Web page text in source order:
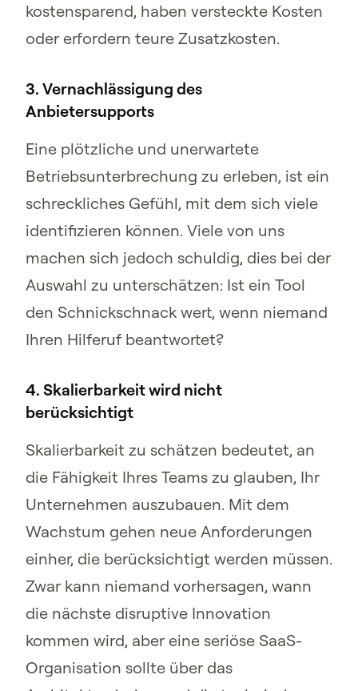
kostensparend, haben versteckte Kosten
oder erfordern teure Zusatzkosten.
3. Vernachlässigung des
Anbietersupports
Eine plötzliche und unerwartete
Betriebsunterbrechung zu erleben, ist ein
schreckliches Gefühl, mit dem sich viele
identifizieren können. Viele von uns
machen sich jedoch schuldig, dies bei der
Auswahl zu unterschätzen: Ist ein Tool
den Schnickschnack wert, wenn niemand
Ihren Hilferuf beantwortet?
4. Skalierbarkeit wird nicht
berücksichtigt
Skalierbarkeit zu schätzen bedeutet, an
die Fähigkeit Ihres Teams zu glauben, Ihr
Unternehmen auszubauen. Mit dem
Wachstum gehen neue Anforderungen
einher, die berücksichtigt werden müssen.
Zwar kann niemand vorhersagen, wann
die nächste disruptive Innovation
kommen wird, aber eine seriöse SaaS-
Organisation sollte über das